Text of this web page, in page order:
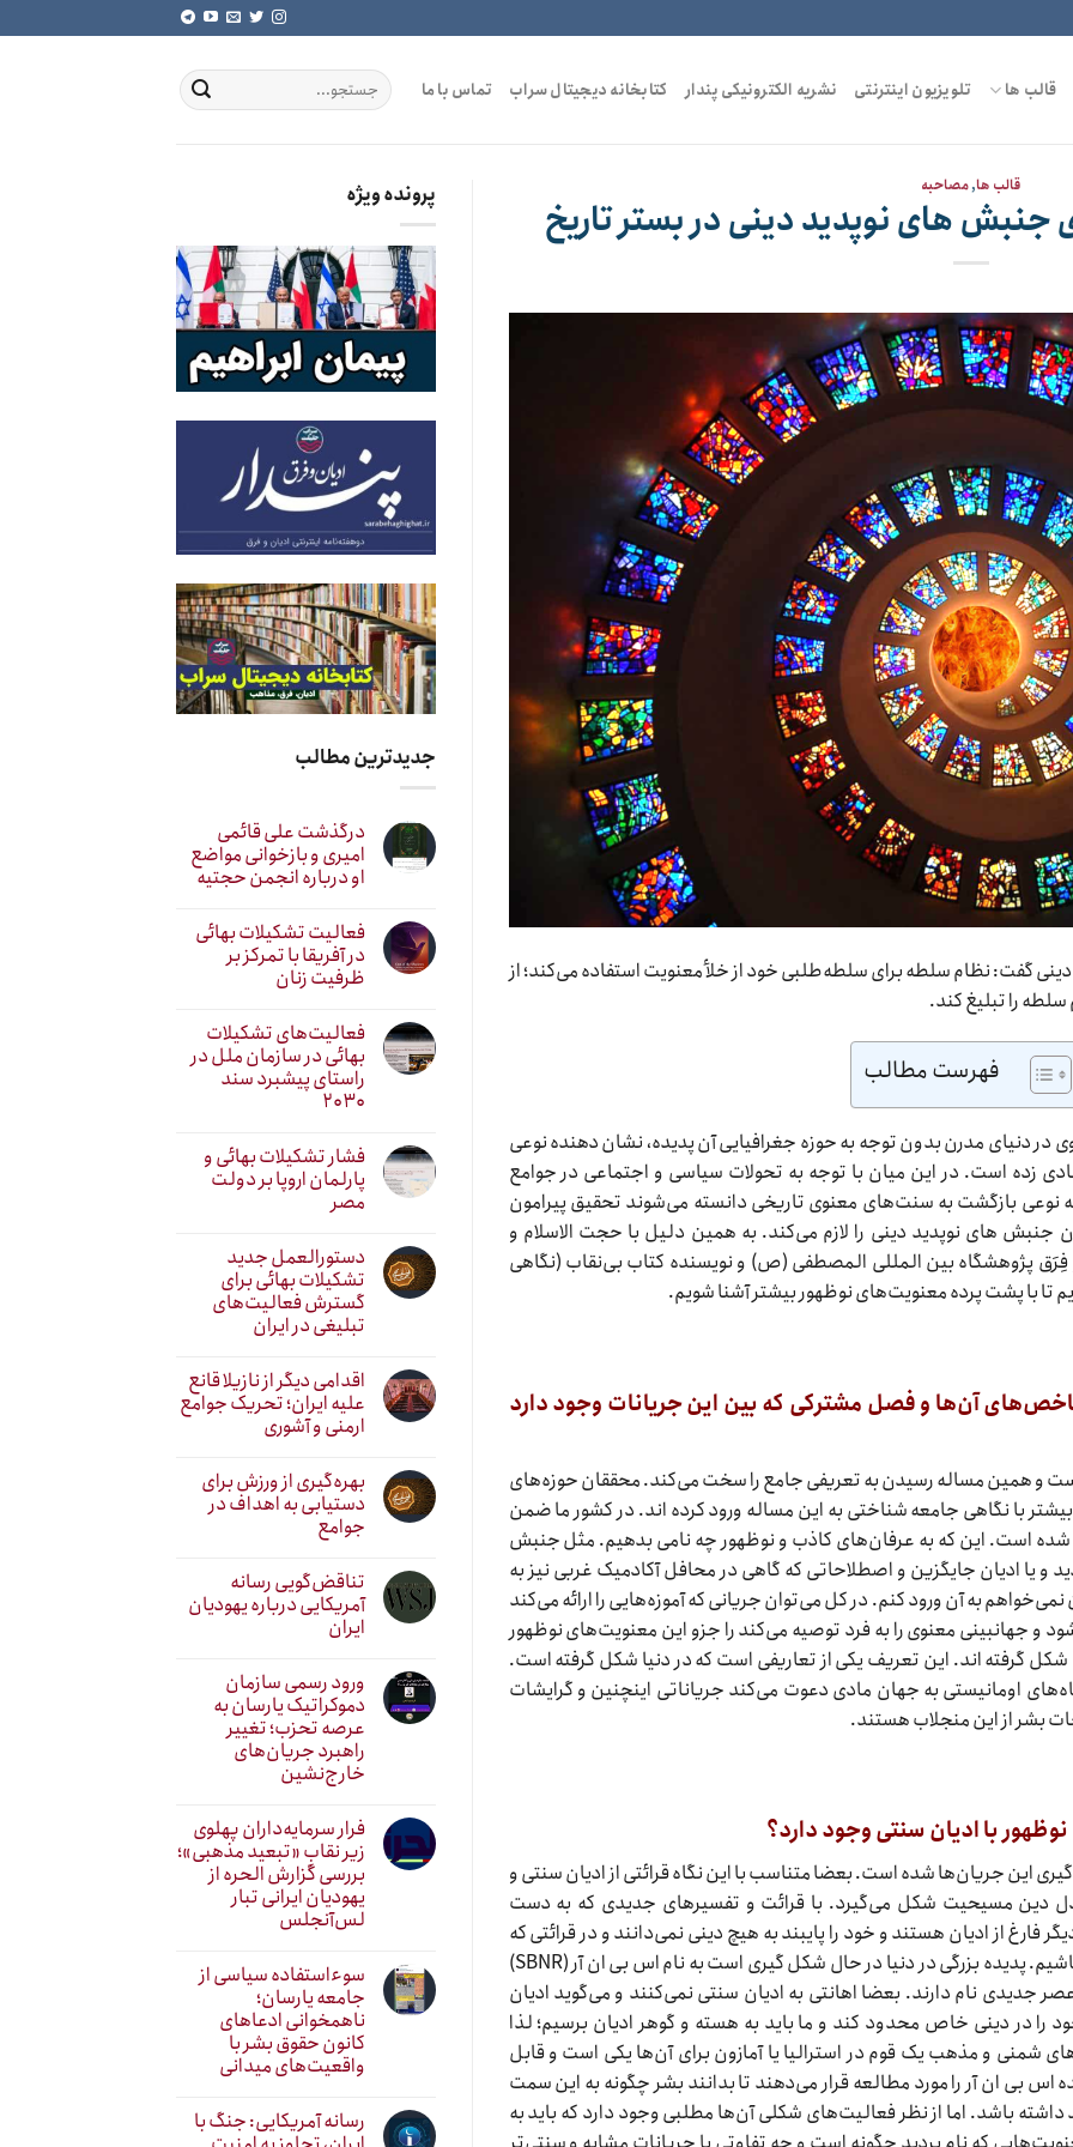
قالب ها تلویزیون اینترنتی نشریه الکترونیکی پندار کتابخانه دیجیتال سراب تماس با ما
قالب ها,مصاحبه
های نوپدید دینی در بستر تاریخ
گفت: نظام سلطه برای سلطه‌طلبی خود از خلأ معنویت استفاده می‌کند؛ از
را تبلیغ کند.
فهرست مطالب
در دنیای مدرن بدون توجه به حوزه جغرافیایی آن پدیده، نشان دهنده نوعی
زده است. در این میان با توجه به تحولات سیاسی و اجتماعی در جوامع
بازگشت به سنت‌های معنوی تاریخی دانسته می‌شوند تحقیق پیرامون
های نوپدید دینی را لازم می‌کند. به همین دلیل با حجت الاسلام و
پژوهشگاه بین المللی المصطفی (ص) و نویسنده کتاب بی‌نقاب (نگاهی
تا با پشت پرده معنویت‌های نوظهور بیشتر آشنا شویم.
آن‌ها و فصل مشترکی که بین این جریانات وجود دارد
و همین مساله رسیدن به تعریفی جامع را سخت می‌کند. محققان حوزه‌های
با نگاهی جامعه شناختی به این مساله ورود کرده اند. در کشور ما ضمن
شده است. این که به عرفان‌های کاذب و نوظهور چه نامی بدهیم. مثل جنبش
یا ادیان جایگزین و اصطلاحاتی که گاهی در محافل آکادمیک غربی نیز به
به آن ورود کنم. در کل می‌توان جریانی که آموزه‌هایی را ارائه می‌کند
و جهانبینی معنوی را به فرد توصیه می‌کند را جزو این معنویت‌های نوظهور
گرفته اند. این تعریف یکی از تعاریفی است که در دنیا شکل گرفته است.
اومانیستی به جهان مادی دعوت می‌کند جریاناتی اینچنین و گرایشات
بشر از این منجلاب هستند.
با ادیان سنتی وجود دارد؟
این جریان‌ها شده است. بعضا متناسب با این نگاه قرائتی از ادیان سنتی و
دل دین مسیحیت شکل می‌گیرد. با قرائت و تفسیر‌های جدیدی که به دست
فارغ از ادیان هستند و خود را پایبند به هیچ دینی نمی‌دانند و در قرائتی که
ارائه می‌دهند می‌گویند معنوی باشیم، ولی دینی نباشیم. پدیده بزرگی در دنیا در حال شکل گیری است به نام اس بی ان آر (SBNR)
جدیدی نام دارند. بعضا اهانتی به ادیان سنتی نمی‌کنند و می‌گوید ادیان
در دینی خاص محدود کند و ما باید به هسته و گوهر ادیان برسیم؛ لذا
شمنی و مذهب یک قوم در استرالیا یا آمازون برای آن‌ها یکی است و قابل
اس بی ان آر را مورد مطالعه قرار می‌دهند تا بدانند بشر چگونه به این سمت
باشد. اما از نظر فعالیت‌های شکلی آن‌ها مطلبی وجود دارد که باید به
پرونده ویژه
جدیدترین مطالب
درگذشت علی قائمی
امیری و بازخوانی مواضع
او درباره انجمن حجتیه
فعالیت تشکیلات بهائی
در آفریقا با تمرکز بر
ظرفیت زنان
فعالیت‌های تشکیلات
بهائی در سازمان ملل در
راستای پیشبرد سند
۲۰۳۰
فشار تشکیلات بهائی و
پارلمان اروپا بر دولت
مصر
دستورالعمل جدید
تشکیلات بهائی برای
گسترش فعالیت‌های
تبلیغی در ایران
اقدامی دیگر از نازیلا قانع
علیه ایران؛ تحریک جوامع
ارمنی و آشوری
بهره‌گیری از ورزش برای
دستیابی به اهداف در
جوامع
تناقض‌گویی رسانه
آمریکایی درباره یهودیان
ایران
ورود رسمی سازمان
دموکراتیک یارسان به
عرصه تحزب؛ تغییر
راهبرد جریان‌های
خارج‌نشین
فرار سرمایه‌داران پهلوی
زیر نقابِ «تبعید مذهبی»؛
بررسی گزارش الحره از
یهودیان ایرانی تبار
لس‌آنجلس
سوءاستفاده سیاسی از
جامعه یارسان؛
ناهمخوانی ادعاهای
کانون حقوق بشر با
واقعیت‌های میدانی
رسانه آمریکایی: جنگ با